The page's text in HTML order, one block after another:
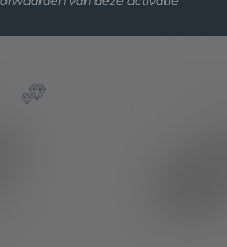
€ 1.129,-
van deze activatie